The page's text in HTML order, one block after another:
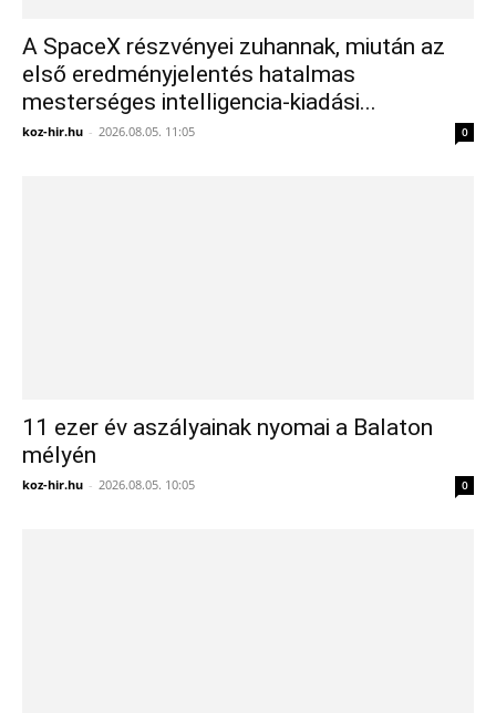
A SpaceX részvényei zuhannak, miután az
első eredményjelentés hatalmas
mesterséges intelligencia-kiadási...
koz-hir.hu - 2026.08.05. 11:05 0
11 ezer év aszályainak nyomai a Balaton
mélyén
koz-hir.hu - 2026.08.05. 10:05 0